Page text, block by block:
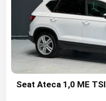
Seat Ateca 1,0 ME TSI